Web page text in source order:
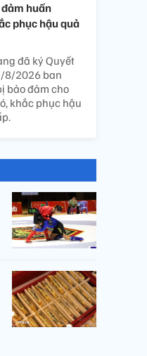
huấn
phục hậu quả
đã ký Quyết
8/2026 ban
bảo đảm cho
khắc phục hậu